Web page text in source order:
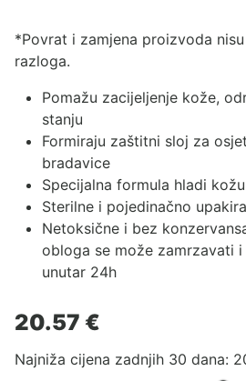
*Povrat i zamjena proizvoda
razloga.
Pomažu zacijeljenje kože,
stanju
Formiraju zaštitni sloj za
bradavice
Specijalna formula hladi
Sterilne i pojedinačno
Netoksične i bez
obloga se može zamrzavati
unutar 24h
20.57 €
Najniža cijena zadnjih 30 dana: